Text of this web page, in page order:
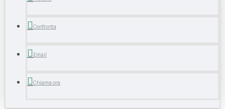
Confronta
Email
Chiama ora